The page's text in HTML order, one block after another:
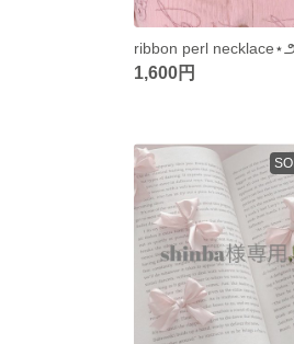
ribbon perl
1,600円